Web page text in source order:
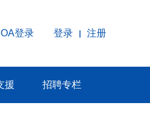
登录 登录 注册
援 招聘专栏